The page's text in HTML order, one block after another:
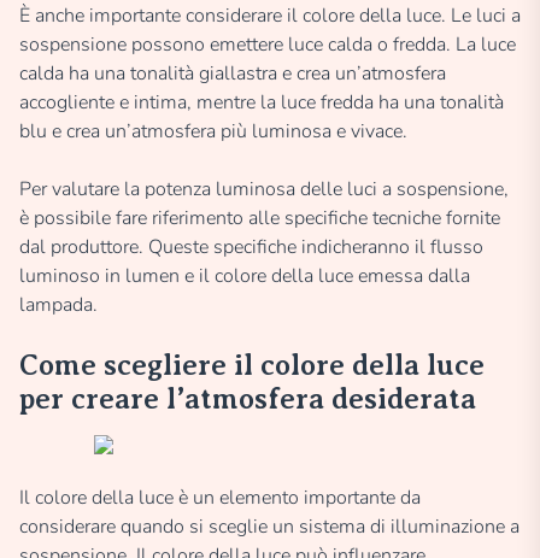
È anche importante considerare il colore della luce. Le luci a
sospensione possono emettere luce calda o fredda. La luce
calda ha una tonalità giallastra e crea un’atmosfera
accogliente e intima, mentre la luce fredda ha una tonalità
blu e crea un’atmosfera più luminosa e vivace.
Per valutare la potenza luminosa delle luci a sospensione,
è possibile fare riferimento alle specifiche tecniche fornite
dal produttore. Queste specifiche indicheranno il flusso
luminoso in lumen e il colore della luce emessa dalla
lampada.
Come scegliere il colore della luce
per creare l’atmosfera desiderata
Il colore della luce è un elemento importante da
considerare quando si sceglie un sistema di illuminazione a